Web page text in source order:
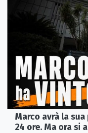
Marco avrà la
24 ore. Ma ora si